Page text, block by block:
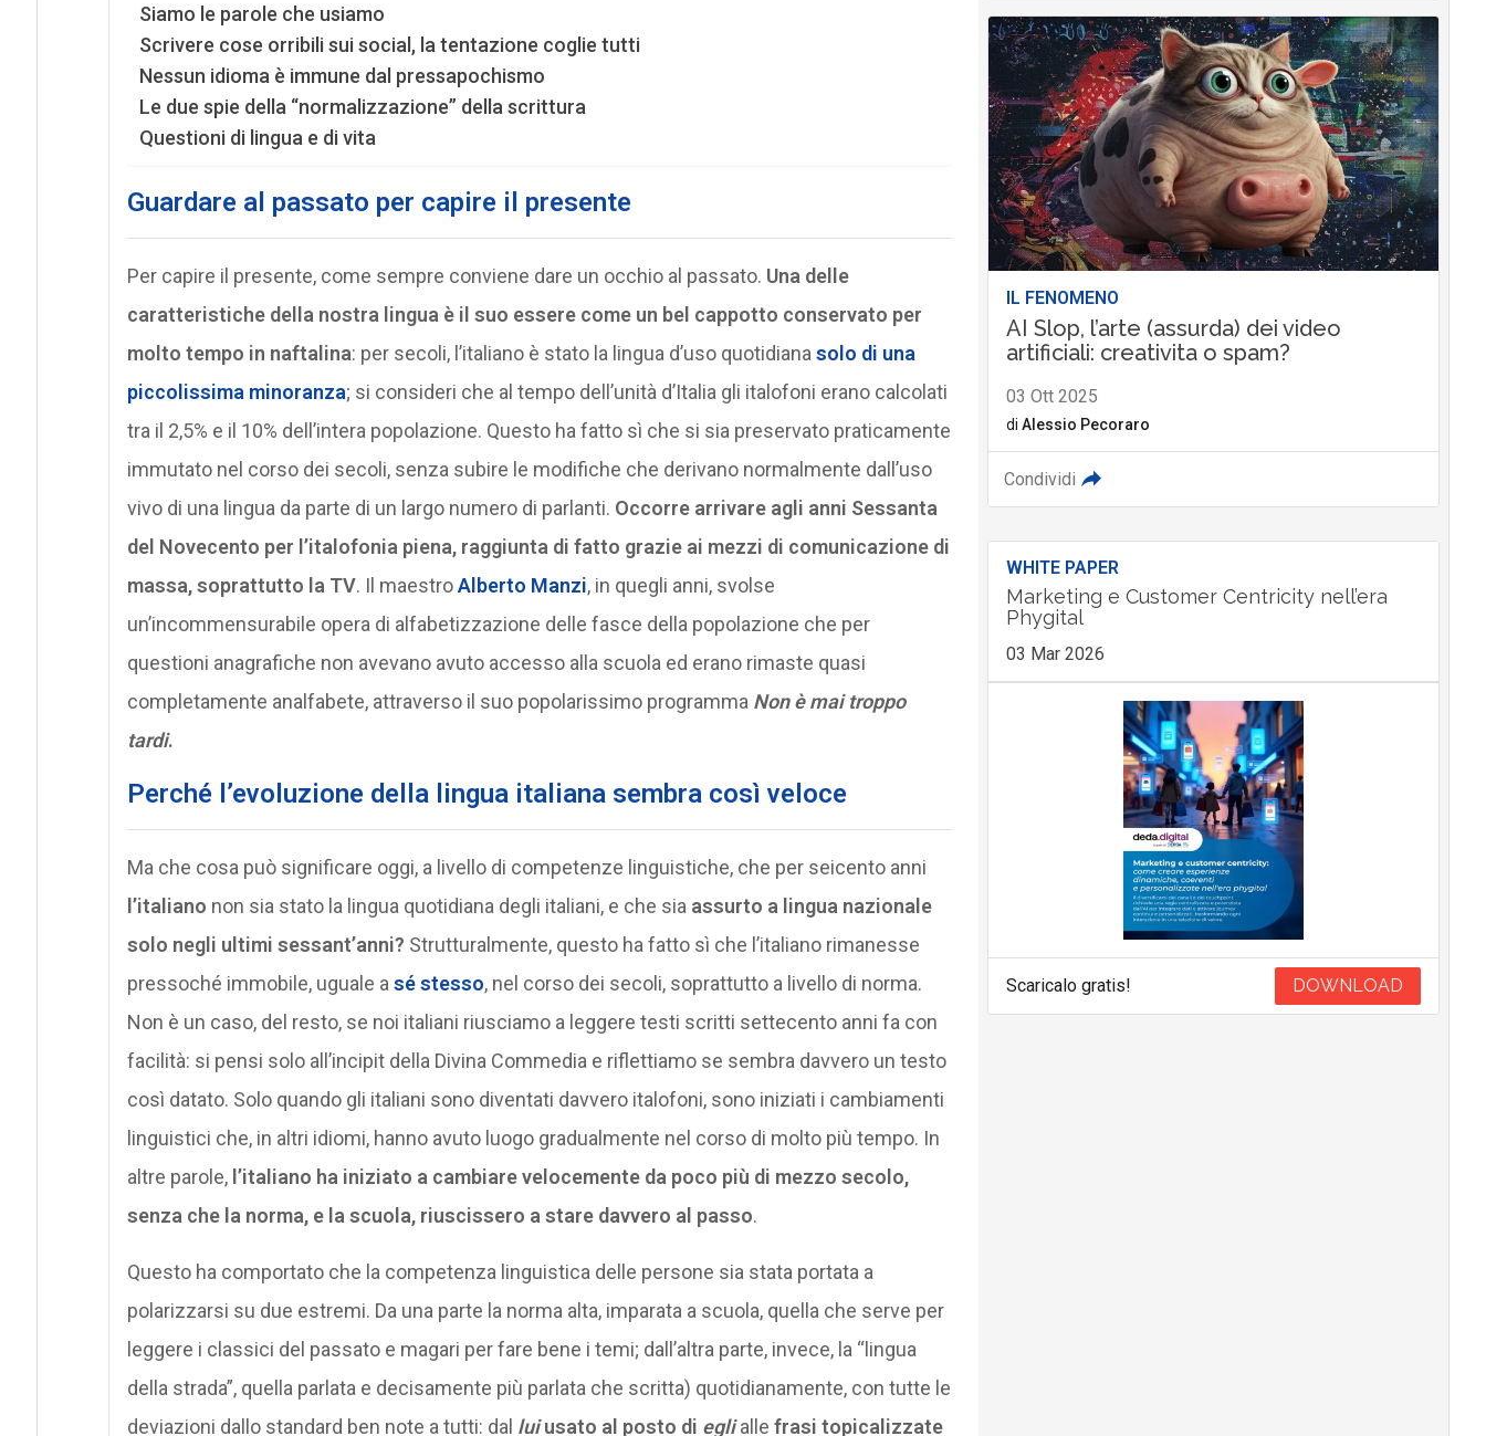
Siamo le parole che usiamo
Scrivere cose orribili sui social, la tentazione coglie tutti
Nessun idioma è immune dal pressapochismo
Le due spie della “normalizzazione” della scrittura
Questioni di lingua e di vita
Guardare al passato per capire il presente
Per capire il presente, come sempre conviene dare un occhio al passato. Una delle
caratteristiche della nostra lingua è il suo essere come un bel cappotto conservato per
molto tempo in naftalina: per secoli, l’italiano è stato la lingua d’uso quotidiana solo di una
piccolissima minoranza; si consideri che al tempo dell’unità d’Italia gli italofoni erano calcolati
tra il 2,5% e il 10% dell’intera popolazione. Questo ha fatto sì che si sia preservato praticamente
immutato nel corso dei secoli, senza subire le modifiche che derivano normalmente dall’uso
vivo di una lingua da parte di un largo numero di parlanti. Occorre arrivare agli anni Sessanta
del Novecento per l’italofonia piena, raggiunta di fatto grazie ai mezzi di comunicazione di
massa, soprattutto la TV. Il maestroAlberto Manzi, in quegli anni, svolse
un’incommensurabile opera di alfabetizzazione delle fasce della popolazione che per
questioni anagrafiche non avevano avuto accesso alla scuola ed erano rimaste quasi
completamente analfabete, attraverso il suo popolarissimo programma Non è mai troppo
tardi.
Perché l’evoluzione della lingua italiana sembra così veloce
Ma che cosa può significare oggi, a livello di competenze linguistiche, che per seicento anni
l’italiano non sia stato la lingua quotidiana degli italiani, e che sia assurto a lingua nazionale
solo negli ultimi sessant’anni? Strutturalmente, questo ha fatto sì che l’italiano rimanesse
pressoché immobile, uguale a sé stesso, nel corso dei secoli, soprattutto a livello di norma.
Non è un caso, del resto, se noi italiani riusciamo a leggere testi scritti settecento anni fa con
facilità: si pensi solo all’incipit della Divina Commedia e riflettiamo se sembra davvero un testo
così datato. Solo quando gli italiani sono diventati davvero italofoni, sono iniziati i cambiamenti
linguistici che, in altri idiomi, hanno avuto luogo gradualmente nel corso di molto più tempo. In
altre parole, l’italiano ha iniziato a cambiare velocemente da poco più di mezzo secolo,
senza che la norma, e la scuola, riuscissero a stare davvero al passo.
Questo ha comportato che la competenza linguistica delle persone sia stata portata a
polarizzarsi su due estremi. Da una parte la norma alta, imparata a scuola, quella che serve per
leggere i classici del passato e magari per fare bene i temi; dall’altra parte, invece, la “lingua
della strada”, quella parlata e decisamente più parlata che scritta) quotidianamente, con tutte le
deviazioni dallo standard ben note a tutti: dal luiusato al posto di eglialle frasi topicalizzate
IL FENOMENO
AI Slop, l’arte (assurda) dei video
artificiali: creativita o spam?
03 Ott 2025
di Alessio Pecoraro
Condividi
WHITE PAPER
Marketing e Customer Centricity nell’era
Phygital
03 Mar 2026
Scaricalo gratis! DOWNLOAD